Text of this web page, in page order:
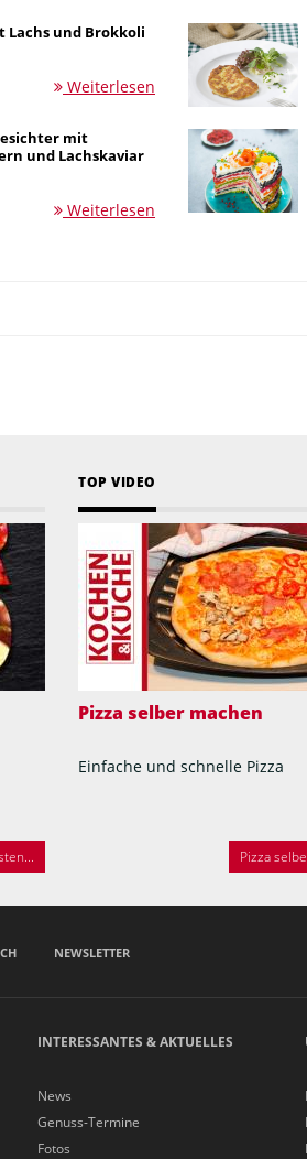
Lachs und Brokkoli
Weiterlesen
mit
und Lachskaviar
Weiterlesen
TOP VIDEO
Pizza selber machen
Einfache und schnelle Pizza
Pizza
NEWSLETTER
INTERESSANTES & AKTUELLES
News
Genuss-Termine
Fotos